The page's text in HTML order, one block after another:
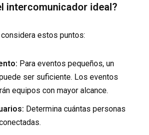
intercomunicador ideal?
estos puntos:
Para eventos pequeños, un
ser suficiente. Los eventos
equipos con mayor alcance.
Determina cuántas personas